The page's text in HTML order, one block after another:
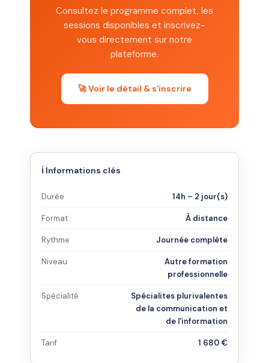
Consultez le programme complet, les
sessions disponibles et inscrivez-
vous directement sur notre
plateforme.
🚀 Voir le détail & s'inscrire
ℹ️ Informations clés
Durée 14h – 2 jour(s)
Format À distance
Rythme Journée complète
Niveau
Autre formation
professionnelle
Spécialité
Spécialites plurivalentes
de la communication et
de l'information
Tarif 1 680 €